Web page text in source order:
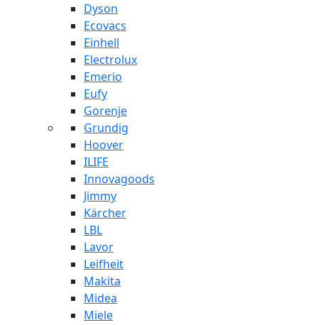
Dyson
Ecovacs
Einhell
Electrolux
Emerio
Eufy
Gorenje
Grundig
Hoover
ILIFE
Innovagoods
Jimmy
Kärcher
LBL
Lavor
Leifheit
Makita
Midea
Miele